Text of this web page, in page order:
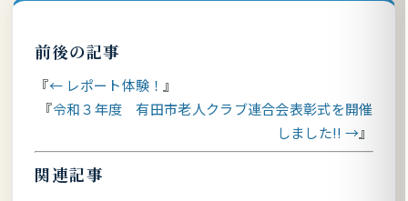
前後の記事
← レポート体験！
令和３年度 有田市老人クラブ連合会表彰式を開催
しました!! →
関連記事